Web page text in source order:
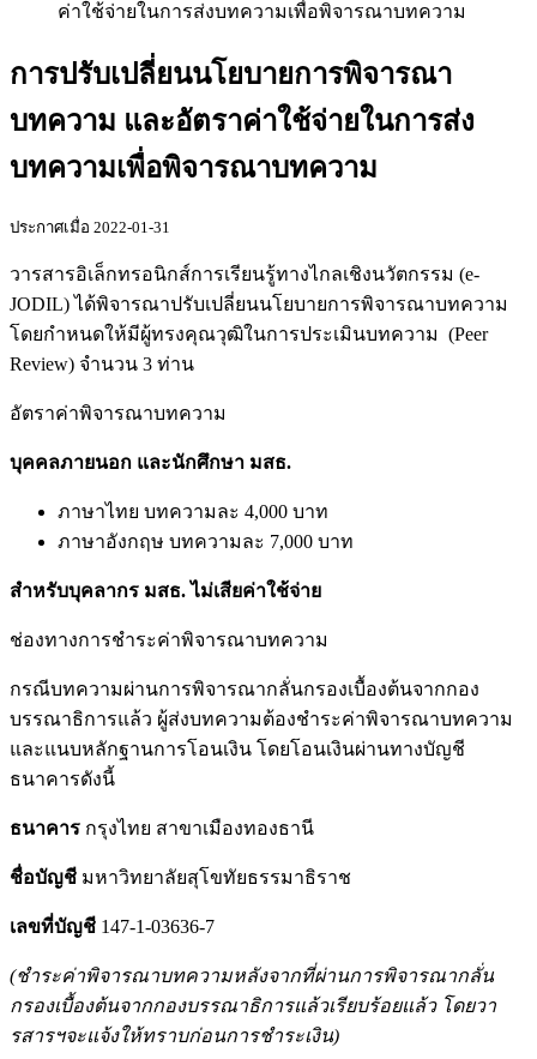
ค่าใช้จ่ายในการส่งบทความเพื่อพิจารณาบทความ
การปรับเปลี่ยนนโยบายการพิจารณา
บทความ และอัตราค่าใช้จ่ายในการส่ง
บทความเพื่อพิจารณาบทความ
ประกาศเมื่อ 2022-01-31
วารสารอิเล็กทรอนิกส์การเรียนรู้ทางไกลเชิงนวัตกรรม (e-
JODIL) ได้พิจารณาปรับเปลี่ยนนโยบายการพิจารณาบทความ
โดยกำหนดให้มีผู้ทรงคุณวุฒิในการประเมินบทความ (Peer
Review) จำนวน 3 ท่าน
อัตราค่าพิจารณาบทความ
บุคคลภายนอก และนักศึกษา มสธ.
ภาษาไทย บทความละ 4,000 บาท
ภาษาอังกฤษ บทความละ 7,000 บาท
สำหรับบุคลากร มสธ. ไม่เสียค่าใช้จ่าย
ช่องทางการชำระค่าพิจารณาบทความ
กรณีบทความผ่านการพิจารณากลั่นกรองเบื้องต้นจากกอง
บรรณาธิการแล้ว ผู้ส่งบทความต้องชำระค่าพิจารณาบทความ
และแนบหลักฐานการโอนเงิน โดยโอนเงินผ่านทางบัญชี
ธนาคารดังนี้
ธนาคาร กรุงไทย สาขาเมืองทองธานี
ชื่อบัญชี มหาวิทยาลัยสุโขทัยธรรมาธิราช
เลขที่บัญชี 147-1-03636-7
(ชำระค่าพิจารณาบทความหลังจากที่ผ่านการพิจารณากลั่น
กรองเบื้องต้นจากกองบรรณาธิการแล้วเรียบร้อยแล้ว โดยวา
รสารฯจะแจ้งให้ทราบก่อนการชำระเงิน)